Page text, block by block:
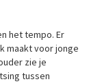
het tempo. Er
maakt voor jonge
zie je
tussen